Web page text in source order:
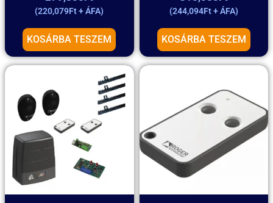
(220,079Ft+ ÁFA)
KOSÁRBA TESZEM
(244,094Ft+ ÁFA)
KOSÁRBA TESZEM